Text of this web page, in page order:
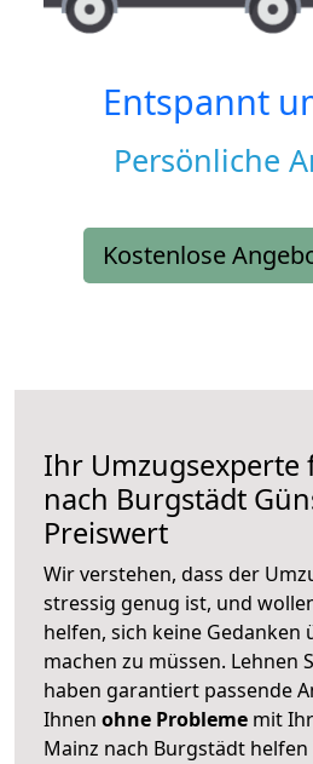
Entspannt
Persönliche
Kostenlose
Ihr Umzugsexperte
nach Burgstädt
Preiswert
Wir verstehen, dass der
stressig genug ist, und
helfen, sich keine Gedanken
machen zu müssen. Lehnen
haben garantiert passende
Ihnen ohne Probleme mit
Mainz nach Burgstädt helfen